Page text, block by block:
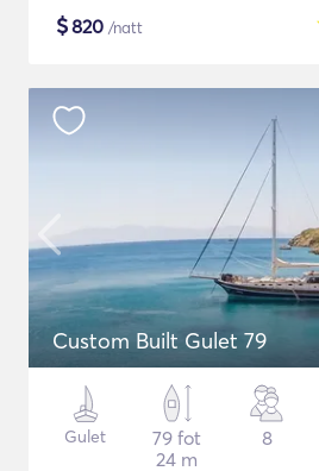
$820 /natt
Custom Built Gulet 79
Gulet
79 fot
24 m
8